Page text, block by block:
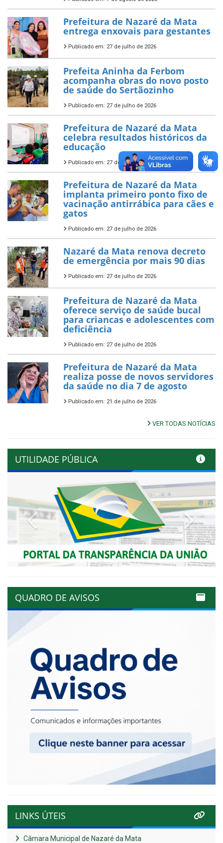
Prefeitura de Nazaré da Mata
entrega enxovais para gestantes
Publicado em: 27 de julho de 2026
Prefeita Aninha da Ferbom
acompanha obras do novo posto
de saúde do Sertãozinho
Publicado em: 27 de julho de 2026
Prefeitura de Nazaré da Mata
celebra resultados históricos da
educação
Publicado em: 27 de julho de 2026
Prefeitura de Nazaré da Mata
implanta primeiro ponto fixo de
vacinação antirrábica para cães e
gatos
Publicado em: 27 de julho de 2026
Nazaré da Mata renova decreto
de emergência por mais 90 dias
Publicado em: 27 de julho de 2026
Prefeitura de Nazaré da Mata
oferece serviço de saúde bucal
para criancas e adolescentes com
deficiência
Publicado em: 27 de julho de 2026
Prefeitura de Nazaré da Mata
realiza posse de novos servidores
da saúde no dia 7 de agosto
Publicado em: 21 de julho de 2026
VER TODAS NOTÍCIAS
UTILIDADE PÚBLICA
Previous Next
QUADRO DE AVISOS
LINKS ÚTEIS
Câmara Municipal de Nazaré da Mata